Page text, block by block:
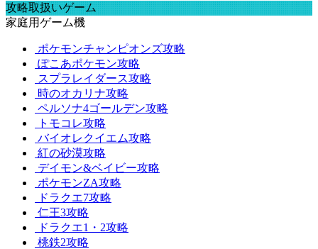
攻略取扱いゲーム
家庭用ゲーム機
ポケモンチャンピオンズ攻略
ぽこあポケモン攻略
スプラレイダース攻略
時のオカリナ攻略
ペルソナ4ゴールデン攻略
トモコレ攻略
バイオレクイエム攻略
紅の砂漠攻略
デイモン&ベイビー攻略
ポケモンZA攻略
ドラクエ7攻略
仁王3攻略
ドラクエ1・2攻略
桃鉄2攻略